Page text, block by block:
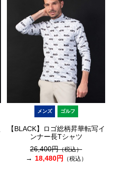
メンズ ゴルフ
【BLACK】ロゴ総柄昇華転写イ
ンナー長Tシャツ
26,400円（税込）
18,480円 （税込）